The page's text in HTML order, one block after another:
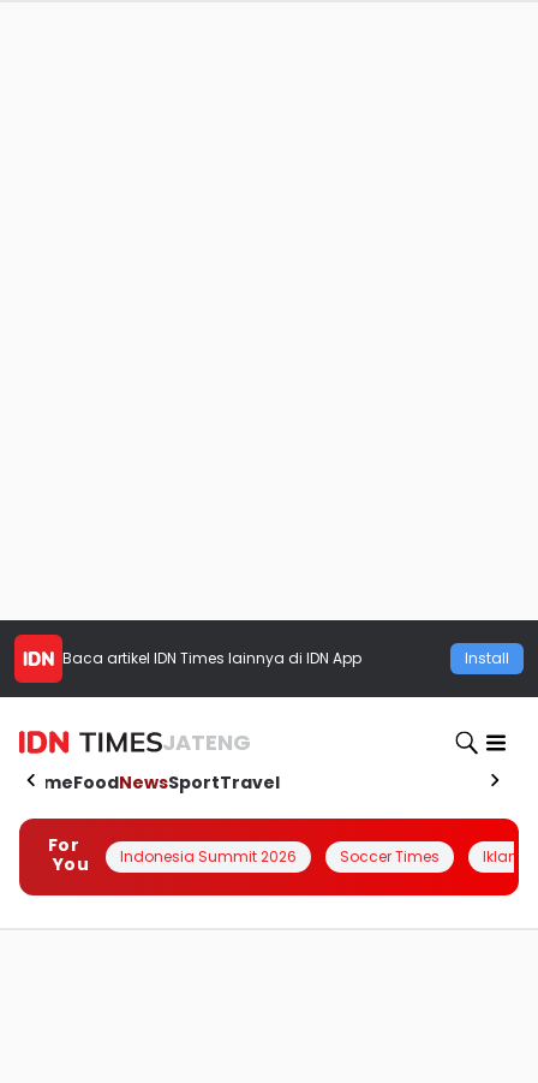
Baca artikel IDN Times lainnya di IDN App Install
JATENG
HomeFoodNewsSportTravel
For
You
Indonesia Summit 2026 Soccer Times Iklanin